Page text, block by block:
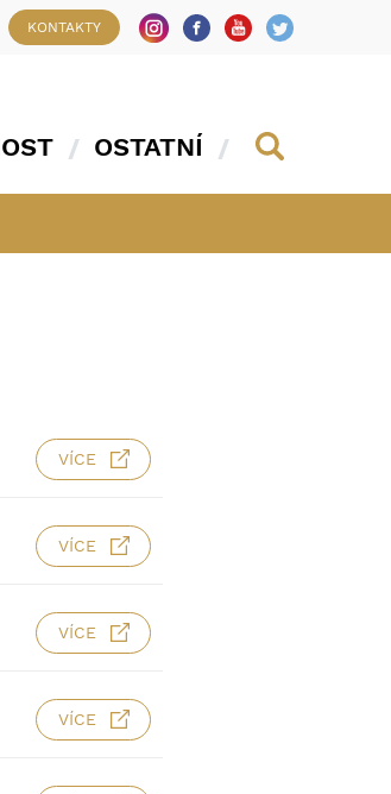
KONTAKTY
OSTATNÍ
VÍCE
VÍCE
VÍCE
VÍCE